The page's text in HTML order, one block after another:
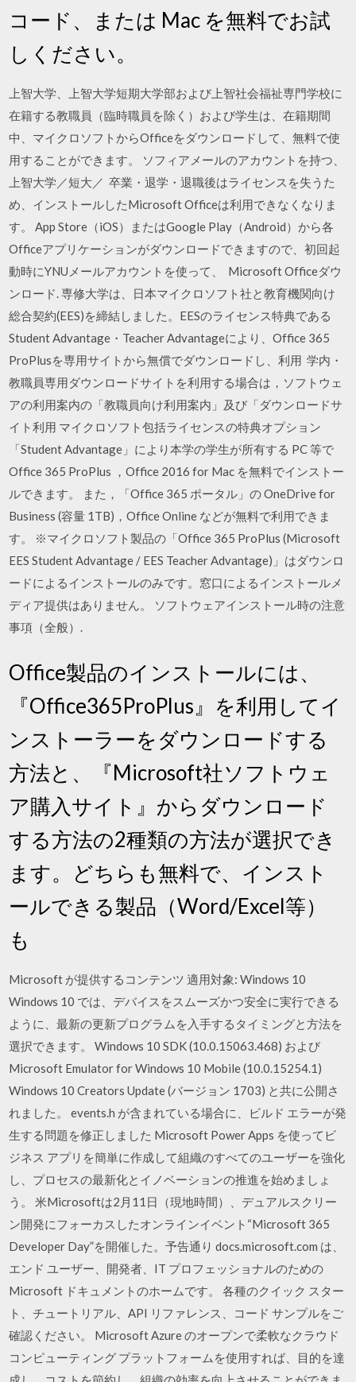
コード、または Mac を無料でお試
しください。
上智大学、上智大学短期大学部および上智社会福祉専門学校に
在籍する教職員（臨時職員を除く）および学生は、在籍期間
中、マイクロソフトからOfficeをダウンロードして、無料で使
用することができます。 ソフィアメールのアカウントを持つ、
上智大学／短大／ 卒業・退学・退職後はライセンスを失うた
め、インストールしたMicrosoft Officeは利用できなくなりま
す。 App Store（iOS）またはGoogle Play（Android）から各
Officeアプリケーションがダウンロードできますので、初回起
動時にYNUメールアカウントを使って、 Microsoft Officeダウ
ンロード. 専修大学は、日本マイクロソフト社と教育機関向け
総合契約(EES)を締結しました。EESのライセンス特典である
Student Advantage・Teacher Advantageにより、Office 365
ProPlusを専用サイトから無償でダウンロードし、利用 学内・
教職員専用ダウンロードサイトを利用する場合は，ソフトウェ
アの利用案内の「教職員向け利用案内」及び「ダウンロードサ
イト利用 マイクロソフト包括ライセンスの特典オプション
「Student Advantage」により本学の学生が所有する PC 等で
Office 365 ProPlus ，Office 2016 for Mac を無料でインストー
ルできます。 また，「Office 365 ポータル」の OneDrive for
Business (容量 1TB)，Office Online などが無料で利用できま
す。 ※マイクロソフト製品の「Office 365 ProPlus (Microsoft
EES Student Advantage / EES Teacher Advantage)」はダウンロ
ードによるインストールのみです。窓口によるインストールメ
ディア提供はありません。 ソフトウェアインストール時の注意
事項（全般）.
Office製品のインストールには、
『Office365ProPlus』を利用してイ
ンストーラーをダウンロードする
方法と、『Microsoft社ソフトウェ
ア購入サイト』からダウンロード
する方法の2種類の方法が選択でき
ます。どちらも無料で、インスト
ールできる製品（Word/Excel等）
も
Microsoft が提供するコンテンツ 適用対象: Windows 10
Windows 10 では、デバイスをスムーズかつ安全に実行できる
ように、最新の更新プログラムを入手するタイミングと方法を
選択できます。 Windows 10 SDK (10.0.15063.468) および
Microsoft Emulator for Windows 10 Mobile (10.0.15254.1)
Windows 10 Creators Update (バージョン 1703) と共に公開さ
れました。 events.h が含まれている場合に、ビルド エラーが発
生する問題を修正しました Microsoft Power Apps を使ってビ
ジネス アプリを簡単に作成して組織のすべてのユーザーを強化
し、プロセスの最新化とイノベーションの推進を始めましょ
う。 米Microsoftは2月11日（現地時間）、デュアルスクリー
ン開発にフォーカスしたオンラインイベント“Microsoft 365
Developer Day”を開催した。予告通り docs.microsoft.com は、
エンド ユーザー、開発者、IT プロフェッショナルのための
Microsoft ドキュメントのホームです。 各種のクイック スター
ト、チュートリアル、API リファレンス、コード サンプルをご
確認ください。 Microsoft Azure のオープンで柔軟なクラウド
コンピューティング プラットフォームを使用すれば、目的を達